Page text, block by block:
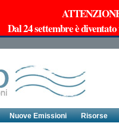
Dal 24 settembre è
Nuove Emissioni Risorse